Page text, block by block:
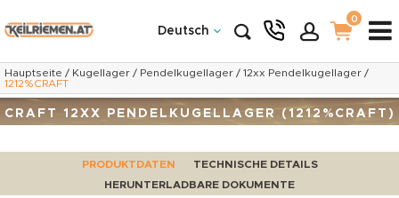
Deutsch
0
Hauptseite / Kugellager / Pendelkugellager / 12xx Pendelkugellager /
1212%CRAFT
CRAFT 12XX PENDELKUGELLAGER (1212%CRAFT)
PRODUKTDATEN
TECHNISCHE DETAILS
HERUNTERLADBARE DOKUMENTE